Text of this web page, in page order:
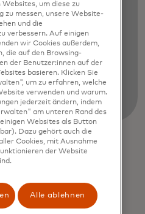
um diese zu
zu messen, unsere Website-
und die
verbessern. Auf einigen
wir Cookies außerdem,
die auf den Browsing-
der Benutzer:innen auf der
basieren. Klicken Sie
um zu erfahren, welche
verwenden und warum.
jederzeit ändern, indem
am unteren Rand des
Websites als Button
Dazu gehört auch die
Cookies, mit Ausnahme
der Website
Alle ablehnen